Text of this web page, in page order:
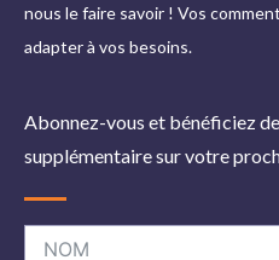
nous le faire savoir ! Vos
adapter à vos besoins.
Abonnez-vous et bénéficiez
supplémentaire sur votre